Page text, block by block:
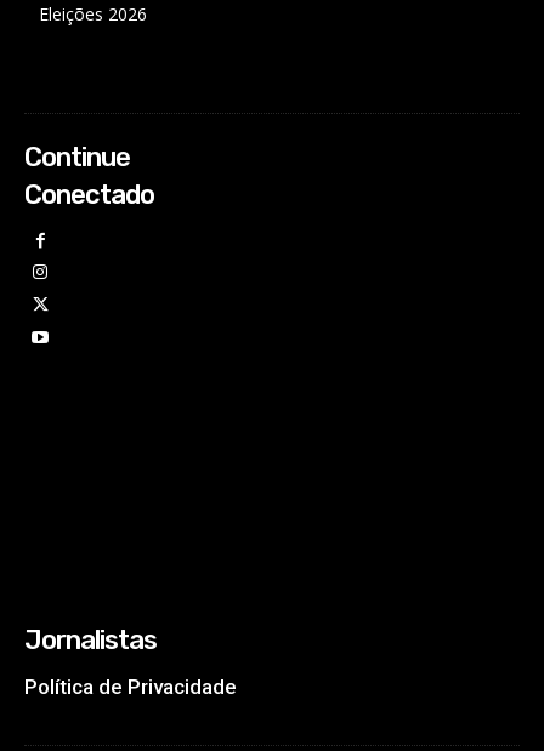
Eleições 2026
Continue
Conectado
Jornalistas
Política de Privacidade